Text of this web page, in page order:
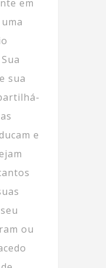
em
sua
e
ou